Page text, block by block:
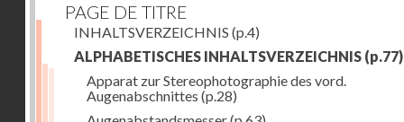
PAGE DE TITRE
INHALTSVERZEICHNIS (p.4)
ALPHABETISCHES INHALTSVERZEICHNIS (p.77)
Apparat zur Stereophotographie des vord.
Augenabschnittes (p.28)